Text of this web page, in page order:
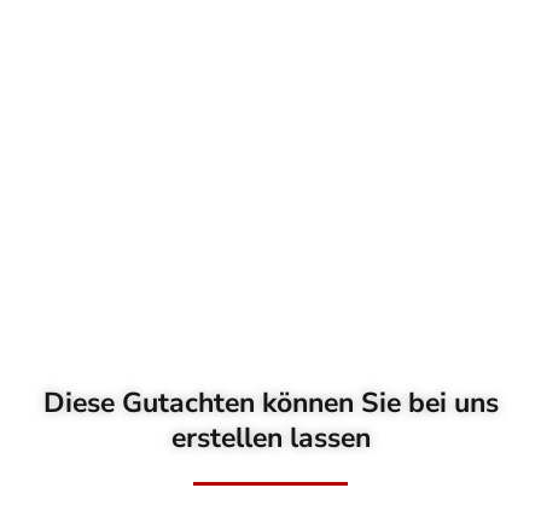
Diese Gutachten können Sie bei uns
erstellen lassen